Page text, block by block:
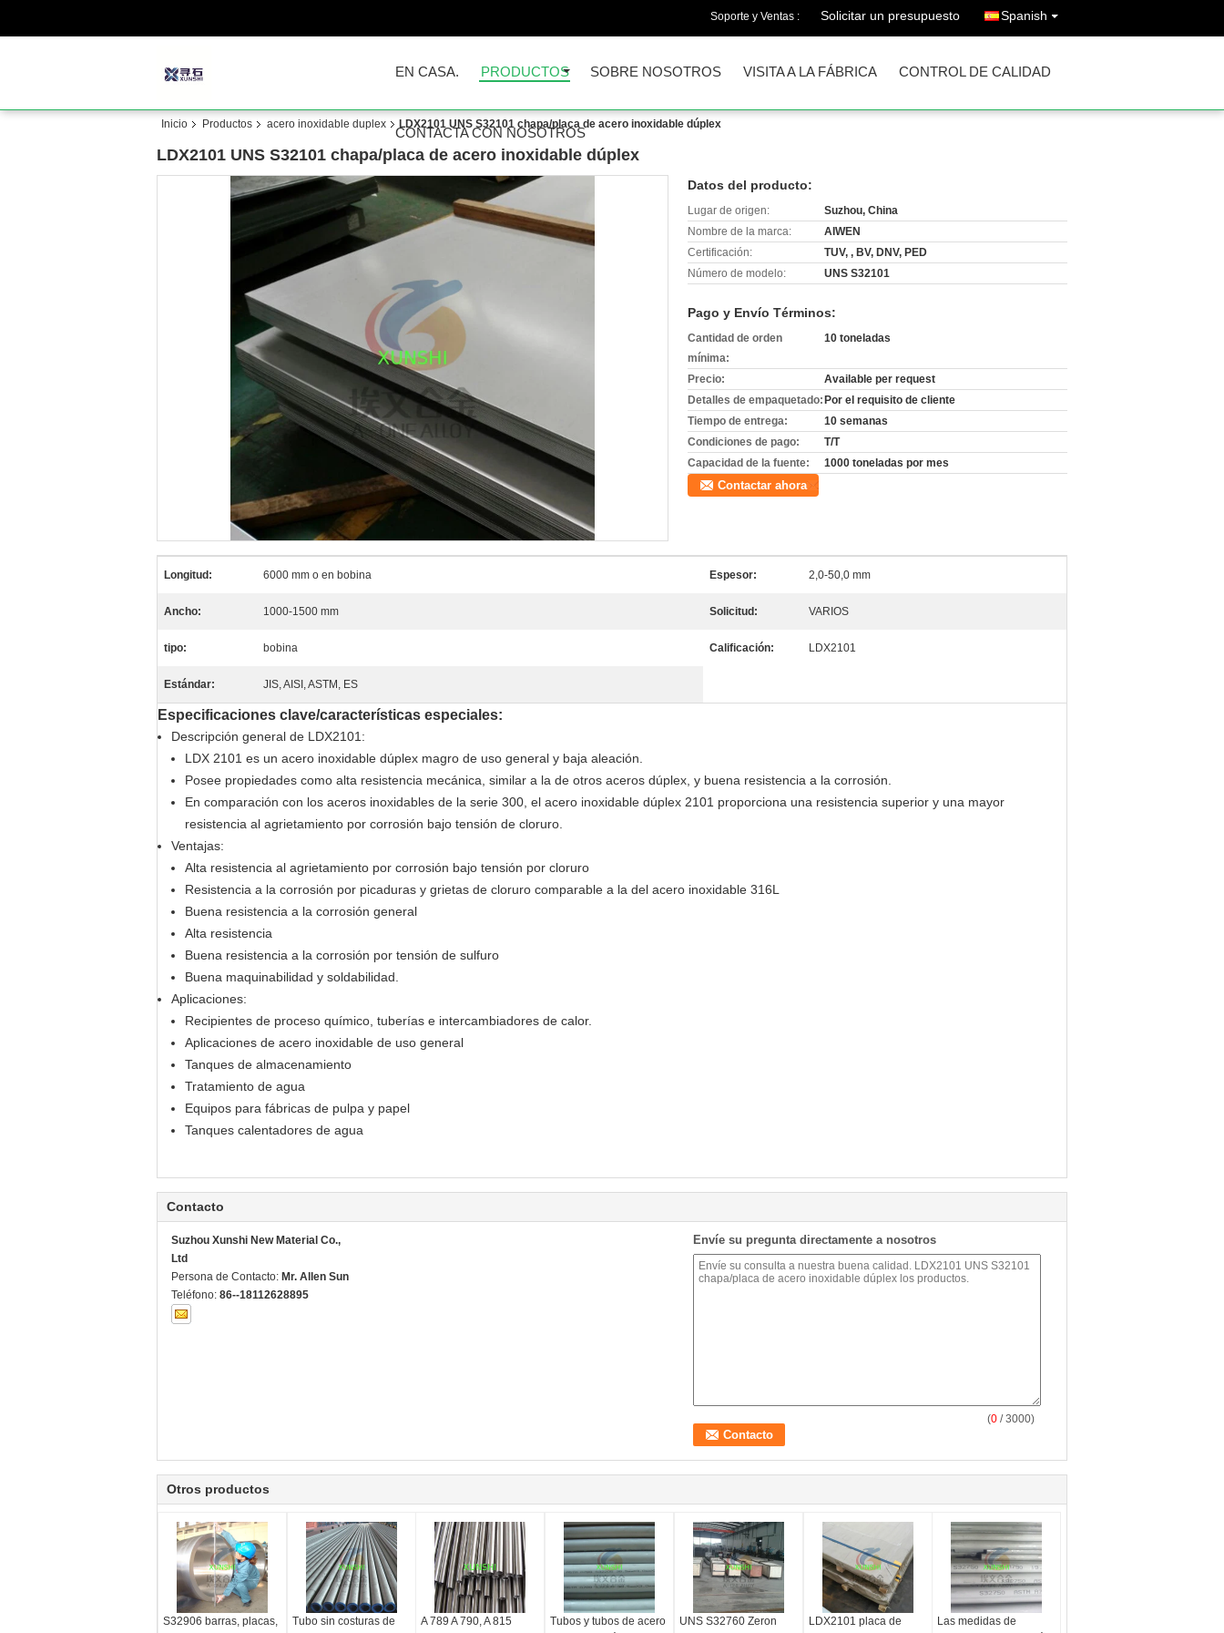
Soporte y Ventas : Solicitar un presupuesto Spanish
EN CASA. PRODUCTOS SOBRE NOSOTROS VISITA A LA FÁBRICA CONTROL DE CALIDAD
CONTACTA CON NOSOTROS
Inicio Productos acero inoxidable duplex LDX2101 UNS S32101 chapa/placa de acero inoxidable dúplex
LDX2101 UNS S32101 chapa/placa de acero inoxidable dúplex
Datos del producto:
Lugar de origen:
Suzhou, China
Nombre de la marca:
AIWEN
Certificación:
TUV, , BV, DNV, PED
Número de modelo:
UNS S32101
Pago y Envío Términos:
Cantidad de orden
mínima:
10 toneladas
Precio:
Available per request
Detalles de empaquetado: Por el requisito de cliente
Tiempo de entrega:
10 semanas
Condiciones de pago:
T/T
Capacidad de la fuente:
1000 toneladas por mes
Contactar ahora
Longitud: 6000 mm o en bobina Espesor: 2,0-50,0 mm
Ancho: 1000-1500 mm Solicitud: VARIOS
tipo: bobina Calificación: LDX2101
Estándar: JIS, AISI, ASTM, ES
Especificaciones clave/características especiales:
Descripción general de LDX2101:
LDX 2101 es un acero inoxidable dúplex magro de uso general y baja aleación.
Posee propiedades como alta resistencia mecánica, similar a la de otros aceros dúplex, y buena resistencia a la corrosión.
En comparación con los aceros inoxidables de la serie 300, el acero inoxidable dúplex 2101 proporciona una resistencia superior y una mayor
resistencia al agrietamiento por corrosión bajo tensión de cloruro.
Ventajas:
Alta resistencia al agrietamiento por corrosión bajo tensión por cloruro
Resistencia a la corrosión por picaduras y grietas de cloruro comparable a la del acero inoxidable 316L
Buena resistencia a la corrosión general
Alta resistencia
Buena resistencia a la corrosión por tensión de sulfuro
Buena maquinabilidad y soldabilidad.
Aplicaciones:
Recipientes de proceso químico, tuberías e intercambiadores de calor.
Aplicaciones de acero inoxidable de uso general
Tanques de almacenamiento
Tratamiento de agua
Equipos para fábricas de pulpa y papel
Tanques calentadores de agua
Contacto
Suzhou Xunshi New Material Co.,
Ltd
Persona de Contacto: Mr. Allen Sun
Teléfono: 86--18112628895
Envíe su pregunta directamente a nosotros
(0 / 3000)
Otros productos
S32906 barras, placas,
Tubo sin costuras de
A 789 A 790, A 815
Tubos y tubos de acero
UNS S32760 Zeron
LDX2101 placa de
Las medidas de